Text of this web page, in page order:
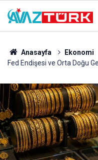
Anasayfa Ekonomi
Fed Endişesi ve Orta Doğu